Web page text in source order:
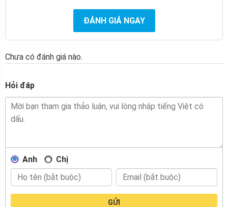
ĐÁNH GIÁ NGAY
Chưa có đánh giá nào.
Hỏi đáp
Anh Chị
GỬI